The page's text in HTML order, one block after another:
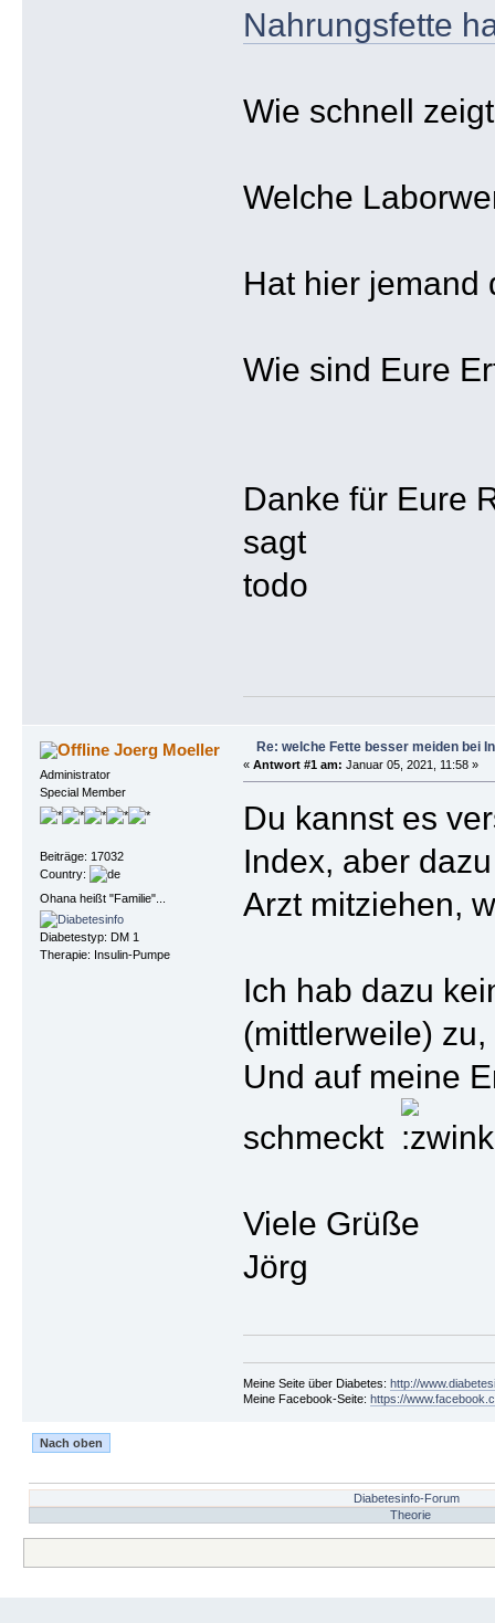
Nahrungsfette
Wie schnell
Welche
Hat hier jemand
Wie sind Eure
Danke für Eure
sagt
todo
Joerg Moeller
Administrator
Special Member
Beiträge: 17032
Country:
Ohana heißt "Familie"...
Diabetestyp: DM 1
Therapie: Insulin-Pumpe
Re: welche Fette besser meiden bei
« Antwort #1 am: Januar 05, 2021, 11:58 »
Du kannst es
Index, aber
Arzt mitziehen,
Ich hab dazu
(mittlerweile)
Und auf meine
schmeckt
Viele Grüße
Jörg
Meine Seite über Diabetes: http://
Meine Facebook-Seite: https://
Nach oben
Diabetesinfo-Forum
Theorie